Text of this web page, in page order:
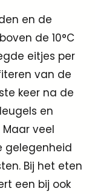
en de
de 10°C
eitjes per
van de
keer na de
en
veel
gelegenheid
Bij het eten
een bij ook